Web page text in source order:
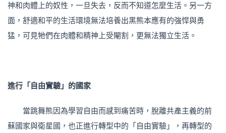
神和肉體上的奴性，一旦失去，反而不知道怎麼生活。另一方
面，舒適和平的生活環境無法培養出黑熊本應有的強悍與勇
猛，可見牠們在肉體和精神上受閹割，更無法獨立生活。
進行「自由實驗」的國家
當跳舞熊因為學習自由而感到痛苦時，脫離共產主義的前
蘇國家與衛星國，也正進行轉型中的「自由實驗」，再轉型的